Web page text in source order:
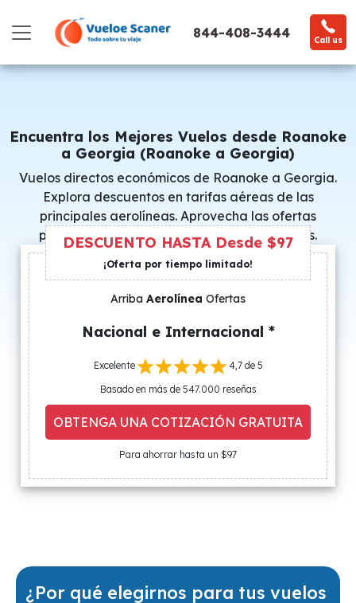
844-408-3444 Call us
Encuentra los Mejores Vuelos desde Roanoke
a Georgia (Roanoke a Georgia)
Vuelos directos económicos de Roanoke a Georgia.
Explora descuentos en tarifas aéreas de las
principales aerolíneas. Aprovecha las ofertas
promocionales y consigue precios especiales.
DESCUENTO HASTA Desde $97
¡Oferta por tiempo limitado!
Arriba Aerolínea Ofertas
Nacional e Internacional *
Excelente
4,7 de 5
Basado en más de 547.000 reseñas
OBTENGA UNA COTIZACIÓN GRATUITA
Para ahorrar hasta un $97
¿Por qué elegirnos para tus vuelos